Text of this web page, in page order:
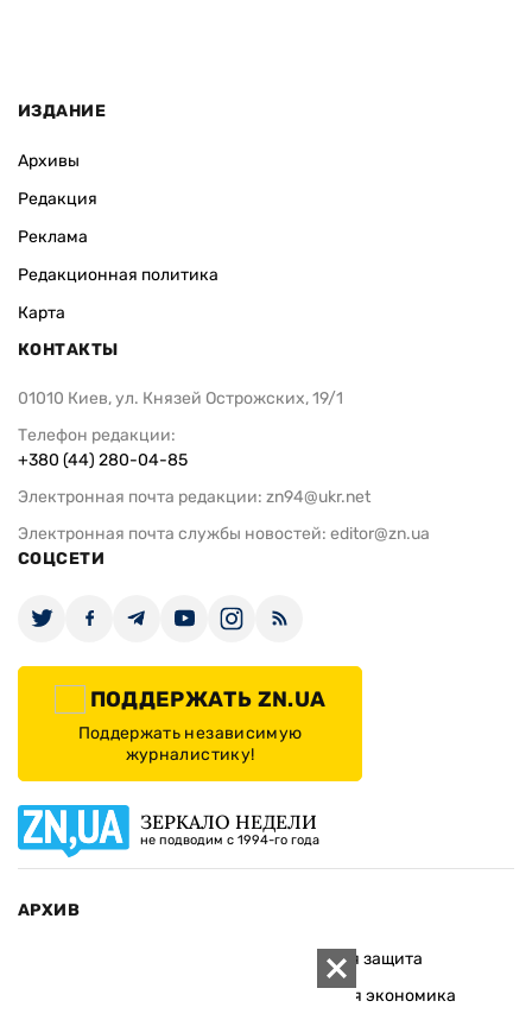
ИЗДАНИЕ
Архивы
Редакция
Реклама
Редакционная политика
Карта
КОНТАКТЫ
01010 Киев, ул. Князей Острожских, 19/1
Телефон редакции:
+380 (44) 280-04-85
Электронная почта редакции: zn94@ukr.net
Электронная почта службы новостей: editor@zn.ua
СОЦСЕТИ
ПОДДЕРЖАТЬ ZN.UA
Поддержать независимую
журналистику!
ЗЕРКАЛО НЕДЕЛИ
не подводим с 1994-го года
АРХИВ
Социальная защита
Зарубежная экономика